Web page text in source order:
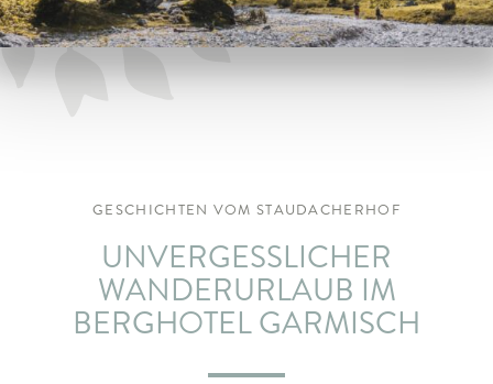
ARRANGEMENTS
WISSENSWERTES
GESCHICHTEN VOM STAUDACHERHOF
UNVERGESSLICHER
WANDERURLAUB IM
BERGHOTEL GARMISCH